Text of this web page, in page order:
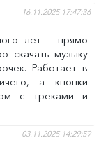
16.11.2025 17:47:36
лет - прямо
скачать музыку
Работает в
а кнопки
с треками и
03.11.2025 14:29:59